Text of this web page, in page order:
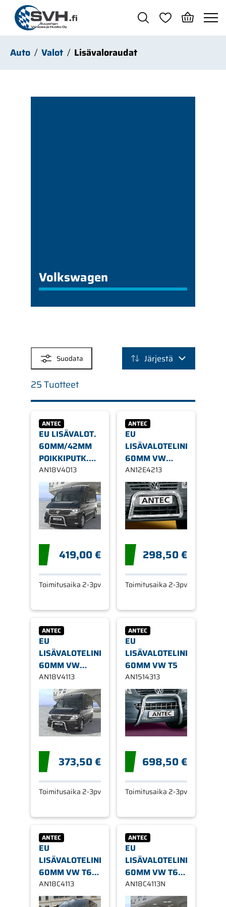
Siirry pääsisältöön
Auto Valot Lisävaloraudat
Volkswagen
Suodata Järjestä
25 Tuotteet
ANTEC
EU LISÄVALOT.
60MM/42MM
POIKKIPUTK.
VW CRAFTER
17-
AN18V4013
419,00 €
Toimitusaika 2-3pv
ANTEC
EU
LISÄVALOTELINE
60MM VW
CADDY
AN12E4213
298,50 €
Toimitusaika 2-3pv
ANTEC
EU
LISÄVALOTELINE
60MM VW
CRAFTER 17-
AN18V4113
373,50 €
Toimitusaika 2-3pv
ANTEC
EU
LISÄVALOTELINE
60MM VW T5
AN1514313
698,50 €
Toimitusaika 2-3pv
ANTEC
EU
LISÄVALOTELINE
60MM VW T6
2015->
AN18C4113
ANTEC
EU
LISÄVALOTELINE
60MM VW T6.1
2020-
AN18C4113N